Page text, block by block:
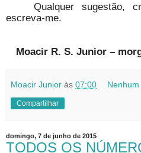
Qualquer sugestão,
escreva-me.
Moacir R. S. Junior –
Moacir Junior às 07:00
Compartilhar
domingo, 7 de junho de 2015
TODOS OS